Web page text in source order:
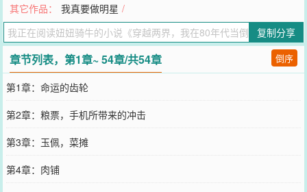
不动如山。这里富强，民主，文明，和谐，自由，是世界工厂，是第
二大经济体，是工业强国。80年代的华夏工业落后，但食品，蔬菜，
水果纯天然无污染，没有那些科技与狠活。……马超发现自己能穿梭
在两个时空之间。他把现代的服装，手表，彩电，冰箱带回那个工业
品匮乏年代。又把80年代纯绿色天然的水果，蔬菜，食品带回到现
代。马超在两个时空赚的盆满钵满。他发誓，要让那个为他遮风挡雨
的男人过的幸福，还要全家人过上好日子。最重要的是，他要让80年
代华夏弯道超车，提前进入工业时代，走向世界之巅。让那些看不起
华夏的外国人好看看，什么叫回归历史原有地位，什么才是真正的文
明大国。……
您要是觉得《 穿越两界，我在80年代当倒爷
向您QQ群和微博微信里的朋友推荐哦！
其它作品： 我真要做明星 /
复制分享
章节列表，第1章~ 54章/共54章 倒序
第1章：命运的齿轮
第2章：粮票，手机所带来的冲击
第3章：玉佩，菜摊
第4章：肉铺